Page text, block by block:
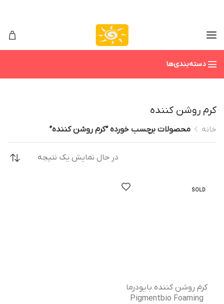
دسته‌بندی‌ها
کرم روشن کننده
خانه محصولات برچسب خورده “کرم روشن کننده”
در حال نمایش یک نتیجه
SOLD
کرم روشن کننده بایودرما
Pigmentbio Foaming